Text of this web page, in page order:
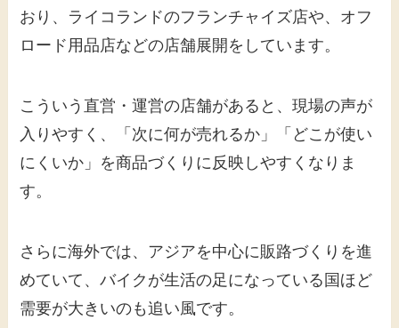
おり、ライコランドのフランチャイズ店や、オフ
ロード用品店などの店舗展開をしています。
こういう直営・運営の店舗があると、現場の声が
入りやすく、「次に何が売れるか」「どこが使い
にくいか」を商品づくりに反映しやすくなりま
す。
さらに海外では、アジアを中心に販路づくりを進
めていて、バイクが生活の足になっている国ほど
需要が大きいのも追い風です。